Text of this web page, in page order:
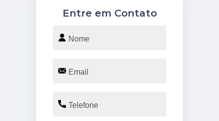
Entre em Contato